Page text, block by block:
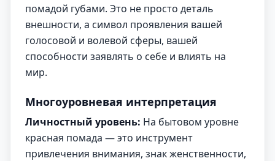
помадой губами. Это не просто деталь
внешности, а символ проявления вашей
голосовой и волевой сферы, вашей
способности заявлять о себе и влиять на
мир.
Многоуровневая интерпретация
Личностный уровень: На бытовом уровне
красная помада — это инструмент
привлечения внимания, знак женственности,